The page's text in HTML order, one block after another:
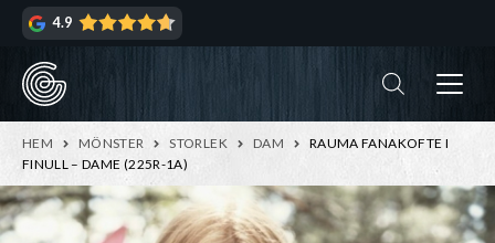
Hoppa
navigering
Hoppa
innehåll
4.9
HEM MÖNSTER STORLEK DAM
RAUMA FANAKOFTE I
FINULL – DAME (225R-1A)